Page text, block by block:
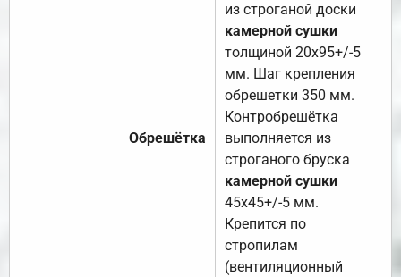
Обрешётка
из строганой доски
камерной сушки
толщиной 20х95+/-5
мм. Шаг крепления
обрешетки 350 мм.
Контробрешётка
выполняется из
строганого бруска
камерной сушки
45х45+/-5 мм.
Крепится по
стропилам
(вентиляционный